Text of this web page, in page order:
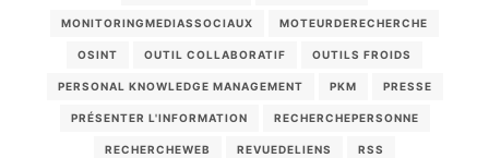
MONITORINGMEDIASSOCIAUX MOTEURDERECHERCHE
OSINT OUTIL COLLABORATIF OUTILS FROIDS
PERSONAL KNOWLEDGE MANAGEMENT PKM PRESSE
PRÉSENTER L'INFORMATION RECHERCHEPERSONNE
RECHERCHEWEB REVUEDELIENS RSS